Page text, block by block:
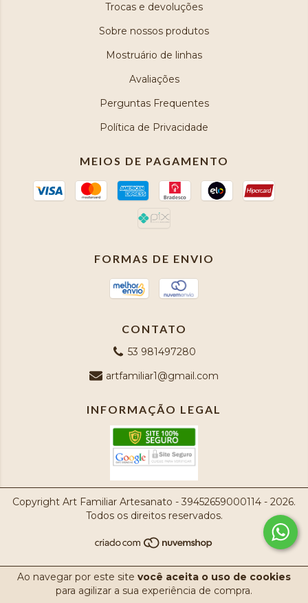
Ao navegar por este site você aceita o uso de cookies
para agilizar a sua experiência de compra.
Trocas e devoluções
Sobre nossos produtos
Mostruário de linhas
Avaliações
Perguntas Frequentes
Política de Privacidade
MEIOS DE PAGAMENTO
FORMAS DE ENVIO
CONTATO
53 981497280
artfamiliar1@gmail.com
INFORMAÇÃO LEGAL
Copyright Art Familiar Artesanato - 39452659000114 - 2026.
Todos os direitos reservados.